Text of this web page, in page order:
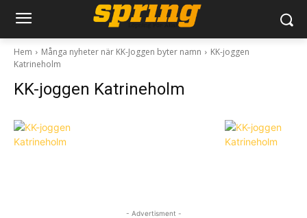
Hem Många nyheter när KK-Joggen byter namn
KK-joggen
Katrineholm
KK-joggen Katrineholm
- Advertisment -